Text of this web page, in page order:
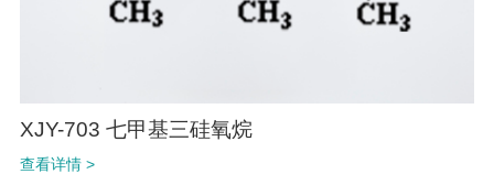
XJY-703 七甲基三硅氧烷
查看详情 >